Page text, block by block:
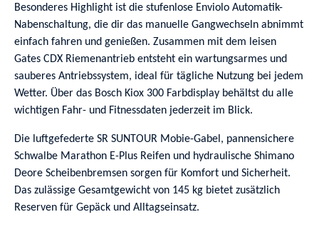
Besonderes Highlight ist die stufenlose Enviolo Automatik-
Nabenschaltung, die dir das manuelle Gangwechseln abnimmt
einfach fahren und genießen. Zusammen mit dem leisen
Gates CDX Riemenantrieb entsteht ein wartungsarmes und
sauberes Antriebssystem, ideal für tägliche Nutzung bei jedem
Wetter. Über das Bosch Kiox 300 Farbdisplay behältst du alle
wichtigen Fahr- und Fitnessdaten jederzeit im Blick.
Die luftgefederte SR SUNTOUR Mobie-Gabel, pannensichere
Schwalbe Marathon E-Plus Reifen und hydraulische Shimano
Deore Scheibenbremsen sorgen für Komfort und Sicherheit.
Das zulässige Gesamtgewicht von 145 kg bietet zusätzlich
Reserven für Gepäck und Alltagseinsatz.